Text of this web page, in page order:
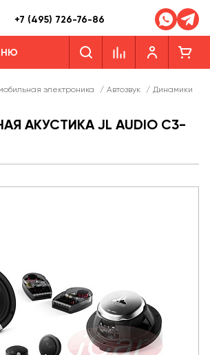
+7 (495) 726-76-86
электроника / Автозвук / Динамики
АКУСТИКА JL AUDIO C3-